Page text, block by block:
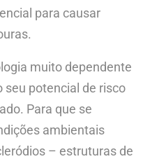
para causar
muito dependente
seu potencial de risco
Para que se
ambientais
– estruturas de